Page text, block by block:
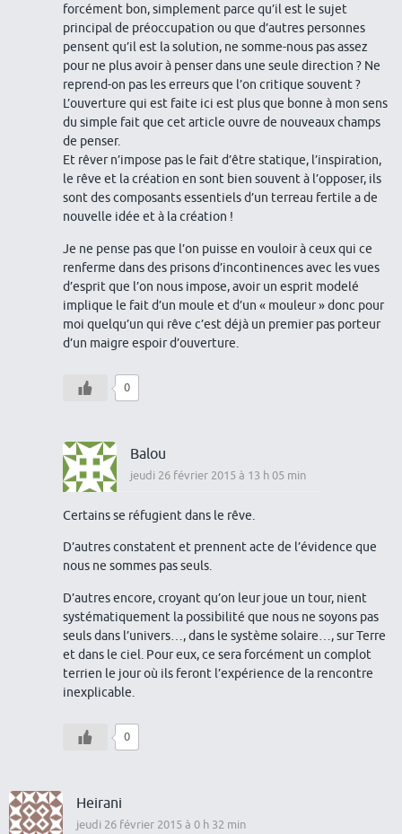
forcément bon, simplement parce qu’il est le sujet
principal de préoccupation ou que d’autres personnes
pensent qu’il est la solution, ne somme-nous pas assez
pour ne plus avoir à penser dans une seule direction ? Ne
reprend-on pas les erreurs que l’on critique souvent ?
L’ouverture qui est faite ici est plus que bonne à mon sens
du simple fait que cet article ouvre de nouveaux champs
de penser.
Et rêver n’impose pas le fait d’être statique, l’inspiration,
le rêve et la création en sont bien souvent à l’opposer, ils
sont des composants essentiels d’un terreau fertile a de
nouvelle idée et à la création !
Je ne pense pas que l’on puisse en vouloir à ceux qui ce
renferme dans des prisons d’incontinences avec les vues
d’esprit que l’on nous impose, avoir un esprit modelé
implique le fait d’un moule et d’un « mouleur » donc pour
moi quelqu’un qui rêve c’est déjà un premier pas porteur
d’un maigre espoir d’ouverture.
0
Balou
jeudi 26 février 2015 à 13 h 05 min
Certains se réfugient dans le rêve.
D’autres constatent et prennent acte de l’évidence que
nous ne sommes pas seuls.
D’autres encore, croyant qu’on leur joue un tour, nient
systématiquement la possibilité que nous ne soyons pas
seuls dans l’univers…, dans le système solaire…, sur Terre
et dans le ciel. Pour eux, ce sera forcément un complot
terrien le jour où ils feront l’expérience de la rencontre
inexplicable.
0
Heirani
jeudi 26 février 2015 à 0 h 32 min